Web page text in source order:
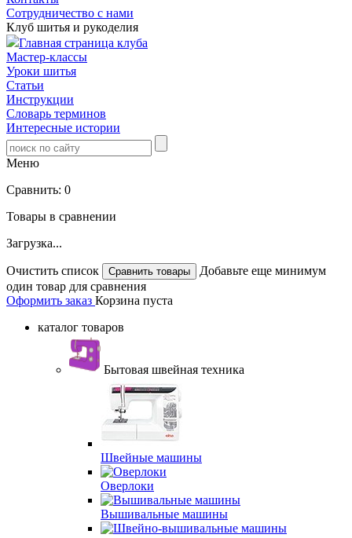
Сотрудничество с нами
Клуб шитья и рукоделия
Главная страница клуба
Мастер-классы
Уроки шитья
Статьи
Инструкции
Словарь терминов
Интересные истории
Меню
Сравнить: 0
Товары в сравнении
Загрузка...
Очистить список
Добавьте еще минимум
один товар для сравнения
Оформить заказ Корзина пуста
каталог товаров
Бытовая швейная техника
Швейные машины
Оверлоки
Вышивальные машины